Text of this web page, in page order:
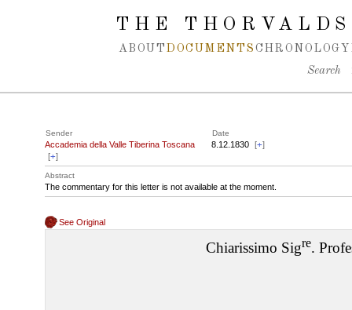
Spring navigation over
THE
ABOUT DOCUMENTS CHRONOLOGY
Search
Sender Date
Accademia della Valle Tiberina Toscana
[+]
8.12.1830 [+]
Abstract
The commentary for this letter is not available at the moment.
See Original
Chiarissimo Sigre.